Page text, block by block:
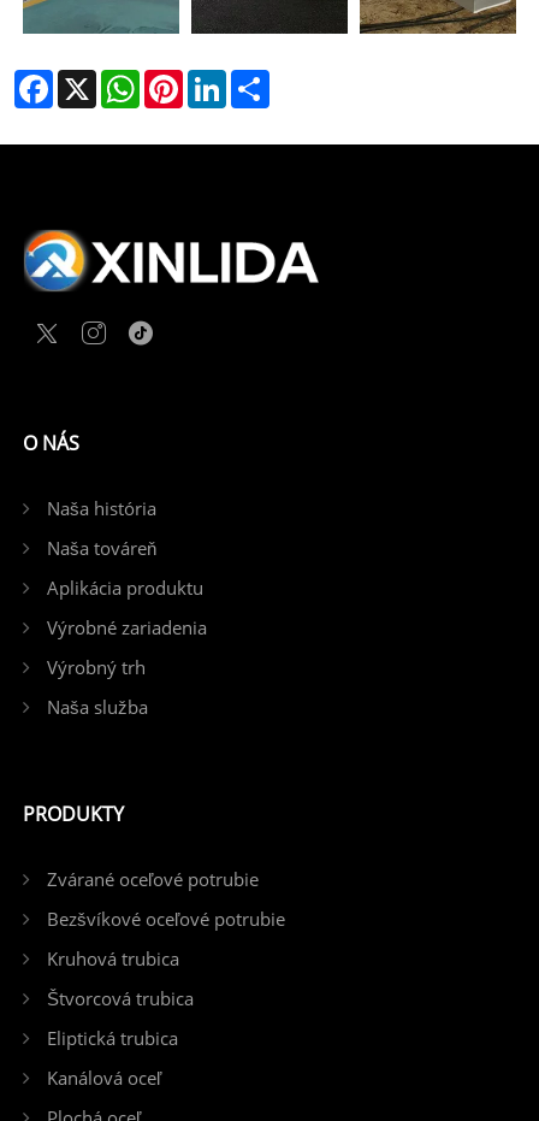
Facebook
X WhatsAppPinterestLinkedIn
O NÁS
Naša história
Naša továreň
Aplikácia produktu
Výrobné zariadenia
Výrobný trh
Naša služba
PRODUKTY
Zvárané oceľové potrubie
Bezšvíkové oceľové potrubie
Kruhová trubica
Štvorcová trubica
Eliptická trubica
Kanálová oceľ